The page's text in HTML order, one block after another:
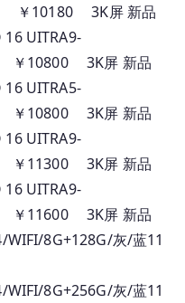
￥10180 3K屏 新品
UITRA9-
￥10800 3K屏 新品
UITRA5-
￥10800 3K屏 新品
UITRA9-
￥11300 3K屏 新品
UITRA9-
￥11600 3K屏 新品
8G+128G/灰/蓝11
8G+256G/灰/蓝11